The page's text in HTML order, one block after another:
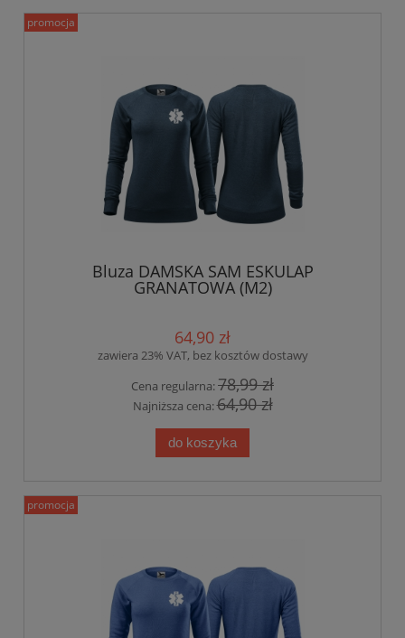
Bluza DAMSKA SAM ESKULAP
GRANATOWA (M2)
64,90 zł
zawiera 23% VAT, bez kosztów dostawy
Cena regularna:78,99 zł
Najniższa cena:64,90 zł
do koszyka
promocja
promocja